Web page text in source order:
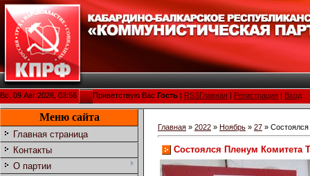
Вс, 09 Авг 2026, 03:56 Приветствую Вас Гость RSSГлавная Регистрация Вход
Меню сайта
Главная страница
Контакты
О партии
Главная » 2022 » Ноябрь » 27 »
Состоялся Пленум Комитета